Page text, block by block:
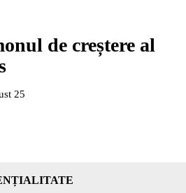
de creștere al
25